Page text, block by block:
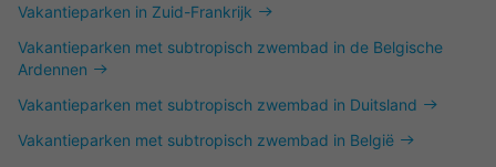
Vakantieparken in Zuid-Frankrijk
Vakantieparken met subtropisch zwembad in de Belgische
Ardennen
Vakantieparken met subtropisch zwembad in Duitsland
Vakantieparken met subtropisch zwembad in België